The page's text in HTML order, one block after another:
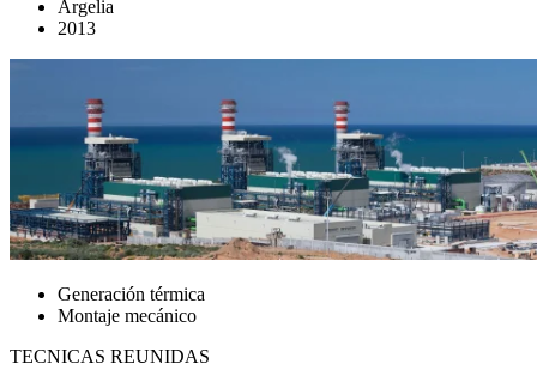
Argelia
2013
Generación térmica
Montaje mecánico
TECNICAS REUNIDAS